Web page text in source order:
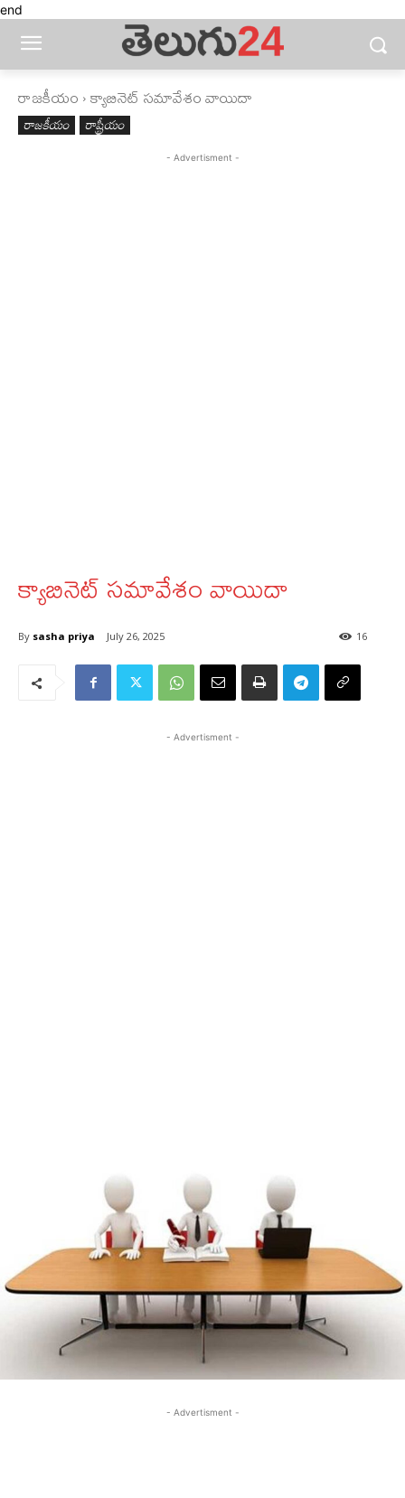
end
రాజకీయం క్యాబినెట్‌ సమావేశం వాయిదా
రాజకీయం రాష్ట్రీయం
- Advertisment -
క్యాబినెట్‌ సమావేశం వాయిదా
By sasha priya July 26, 2025 16
- Advertisment -
- Advertisment -